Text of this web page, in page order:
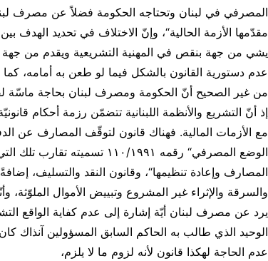
المصرفي في لبنان وتحتاجه الحكومة فضلاً عن مصرف
مقدّمها الأزمة الحالية“، وإنّ الاختلاف في تحديد الهدف
يشي من جهة بنقص في المهنية التشريعية ويقدم من جهة
عدم دستورية القانون بالشكل فيما لو طعن به أمامه،
من غير الصحيح أنّ الحكومة ومصرف لبنان بحاجة ماسّة
إذ أنّ التشريع والأنظمة اللبنانية تتضمّن رزمة أحكام
الوضع المصرفي“ رقمه ١١٠/١٩٩١
المصارف وإعادة تنظيمها“، وقانون النقد والتسليف،
والسرقة والإثراء غير المشروع وتبييض الأموال الملوّثة،
يرد عن مصرف لبنان أيّة إشارة إلى عدم كفاية الواقع
الوحيد الذي طالب به الحاكم السابق المسؤولين آنذاك
عدم الحاجة لهكذا قانون لأنه لزوم ما لا يلزم،